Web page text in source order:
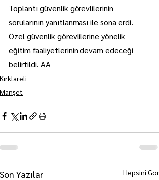
Toplantı güvenlik görevlilerinin
sorularının yanıtlanması ile sona erdi.
Özel güvenlik görevlilerine yönelik
eğitim faaliyetlerinin devam edeceği
belirtildi. AA
Kırklareli
Manşet
Son Yazılar Hepsini Gör